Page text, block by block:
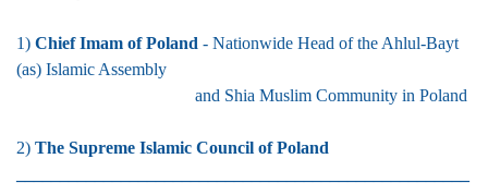
1) Chief Imam of Poland - Nationwide Head of the Ahlul-Bayt
(as) Islamic Assembly
and Shia Muslim Community in Poland
2) The Supreme Islamic Council of Poland